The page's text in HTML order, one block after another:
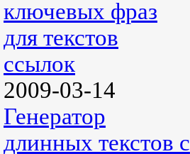
ключевых фраз
для текстов
ссылок
2009-03-14
Генератор
длинных текстов с